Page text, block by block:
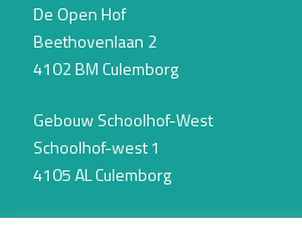
De Open Hof
Beethovenlaan 2
4102 BM Culemborg
Gebouw Schoolhof-West
Schoolhof-west 1
4105 AL Culemborg